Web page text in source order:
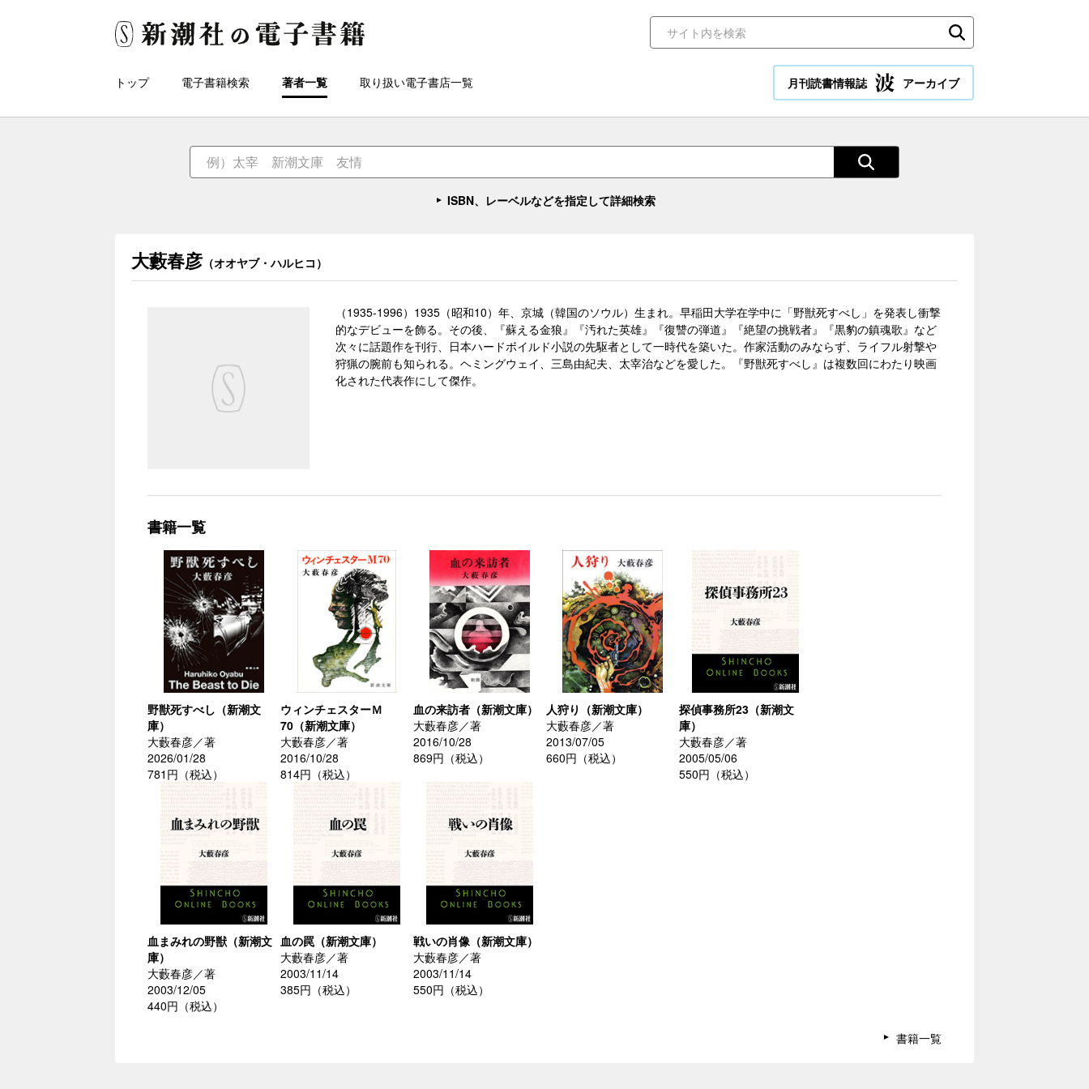
トップ 電子書籍検索 著者一覧 取り扱い電子書店一覧 月刊読書情報誌 アーカイブ
ISBN、レーベルなどを指定して詳細検索
大藪春彦 （オオヤブ・ハルヒコ）
（1935-1996）1935（昭和10）年、京城（韓国のソウル）生まれ。早稲田大学在学中に「野獣死すべし」を発表し衝撃
的なデビューを飾る。その後、『蘇える金狼』『汚れた英雄』『復讐の弾道』『絶望の挑戦者』『黒豹の鎮魂歌』など
次々に話題作を刊行、日本ハードボイルド小説の先駆者として一時代を築いた。作家活動のみならず、ライフル射撃や
狩猟の腕前も知られる。ヘミングウェイ、三島由紀夫、太宰治などを愛した。『野獣死すべし』は複数回にわたり映画
化された代表作にして傑作。
書籍一覧
野獣死すべし（新潮文
庫）
大藪春彦／著
2026/01/28
781円（税込）
ウィンチェスターＭ
70（新潮文庫）
大藪春彦／著
2016/10/28
814円（税込）
血の来訪者（新潮文庫）
大藪春彦／著
2016/10/28
869円（税込）
人狩り（新潮文庫）
大藪春彦／著
2013/07/05
660円（税込）
探偵事務所23（新潮文
庫）
大藪春彦／著
2005/05/06
550円（税込）
血まみれの野獣（新潮文
庫）
大藪春彦／著
2003/12/05
440円（税込）
血の罠（新潮文庫）
大藪春彦／著
2003/11/14
385円（税込）
戦いの肖像（新潮文庫）
大藪春彦／著
2003/11/14
550円（税込）
書籍一覧